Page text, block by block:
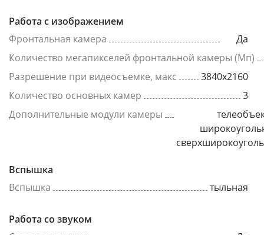
Работа с изображением
Фронтальная камера
Да
Количество мегапикселей фронтальной камеры (Мп)
Разрешение при видеосъемке, макс
3840x2160
Количество основных камер
3
Дополнительные модули камеры
Вспышка
Вспышка
тыльная
Работа со звуком